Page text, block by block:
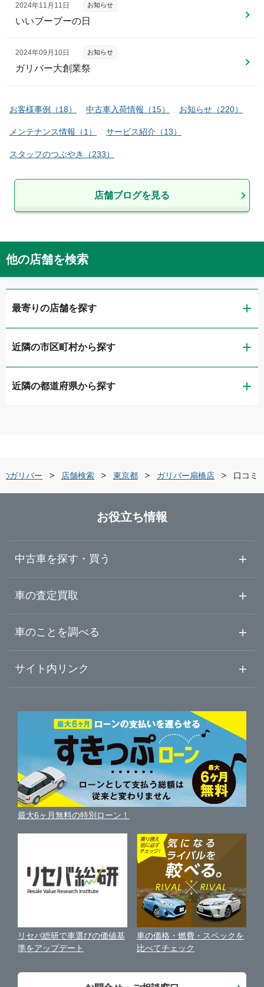
2024年11月11日 お知らせ
いいブーブーの日
2024年09月10日 お知らせ
ガリバー大創業祭
お客様事例 （18） 中古車入荷情報 （15） お知らせ （220）
メンテナンス情報 （1 ） サービス紹介 （13）
スタッフのつぶやき （233）
店舗ブログを見る
他の店舗を検索
最寄りの店舗を探す
ガリバー扇橋店
LIBERALA リベラーラお台場
ガリバー世田谷成城店
ガリバー練馬目白通り店
ガリバー練馬出張査定センター
ガリバー環七加平店
ガリバー環七西新井店
ガリバー蔵前橋通り新小岩店
ガリバー葛飾出張査定センター
ガリバー八王子みなみ野店
ガリバー三鷹店
近隣の市区町村から探す
江東区
葛飾区
江戸川区
八王子市
三鷹市
東大和市
あきる野市
西東京市
近隣の都道府県から探す
千葉県
東京都
神奈川県
ガリバー 店舗検索 東京都 ガリバー扇橋店 口コミ
お役立ち情報
中古車を探す・買う
中古車情報・中古車検索
初めての中古車購入ガイド
中古車人気ランキング
自動車ローンを調べる
ガリバーの自動車ローン
車買い替えの基礎知識
近くのお店で車を探す
車の査定買取
車査定・車買取ならガリバー
ガリバーの査定が選ばれる理由
車を売る時よくある質問
便利な査定サービス
中古車買取相場（毎月更新）
車の個人売買ガイド
車のことを調べる
車初心者まとめ
新車・中古車カタログ
車の燃費を調べる
車種別クチコミ
車比較サイト
サイト内リンク
サイトマップ
サイトの使用条件
利用規約
保険代理店業務に関する基本方針
古物営業法に基づく表示
お客様の声
会社案内
最大6ヶ月無料の特別ローン！
リセバ総研で車選びの価値基
準をアップデート
車の価格・燃費・スペックを
比べてチェック